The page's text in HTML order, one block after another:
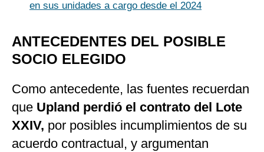
en sus unidades a cargo desde el 2024
ANTECEDENTES DEL POSIBLE
SOCIO ELEGIDO
Como antecedente, las fuentes recuerdan
que Upland perdió el contrato del Lote
XXIV, por posibles incumplimientos de su
acuerdo contractual, y argumentan